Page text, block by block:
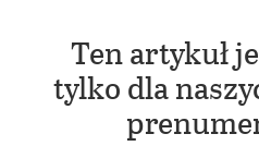
Ten artykuł
tylko dla